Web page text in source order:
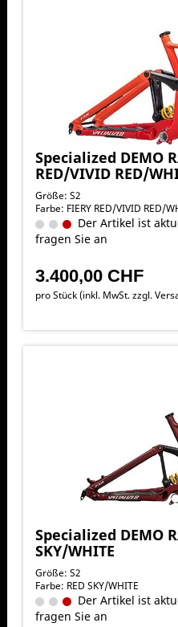
Specialized DEMO
RED/VIVID RED/
Größe: S2
Farbe: FIERY RED/VIVID RED/
Der Artikel ist
fragen Sie an
3.400,00 CHF
pro Stück (inkl. MwSt. zzgl.
Specialized DEMO
SKY/WHITE
Größe: S2
Farbe: RED SKY/WHITE
Der Artikel ist
fragen Sie an